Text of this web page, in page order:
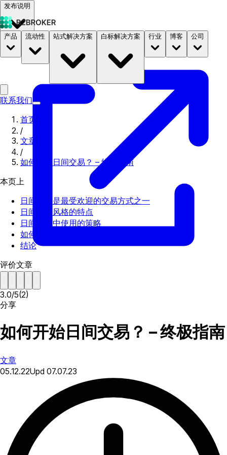
发布说明
文档 定价 B2STORE
产品 流动性 站式解决方案 白标解决方案 行业 博客 公司
联系我们
首页
/
文章
/
如何开始日间交易？ – 终极指南
本页上
日间交易是最受欢迎的交易方式之一
日间交易风格的特点
日间交易中使用的策略
如何开始日间交易？
结论
评价文章
3.0/5(2)
分享
如何开始日间交易？ – 终极指南
文章
05.12.22Upd 07.07.23